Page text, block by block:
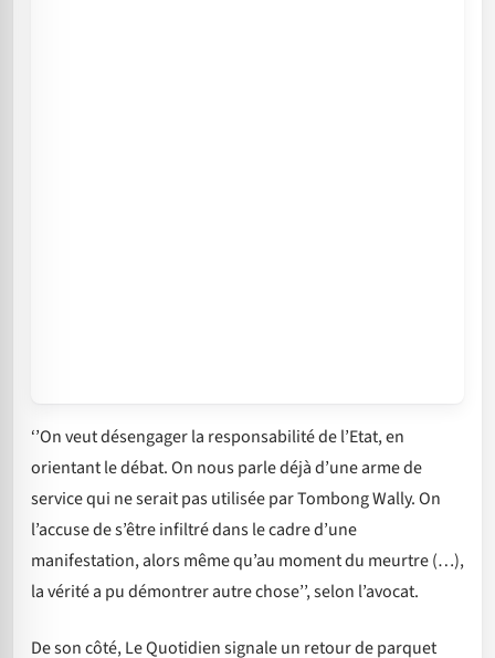
‘’On veut désengager la responsabilité de l’Etat, en
orientant le débat. On nous parle déjà d’une arme de
service qui ne serait pas utilisée par Tombong Wally. On
l’accuse de s’être infiltré dans le cadre d’une
manifestation, alors même qu’au moment du meurtre (…),
la vérité a pu démontrer autre chose’’, selon l’avocat.
De son côté, Le Quotidien signale un retour de parquet